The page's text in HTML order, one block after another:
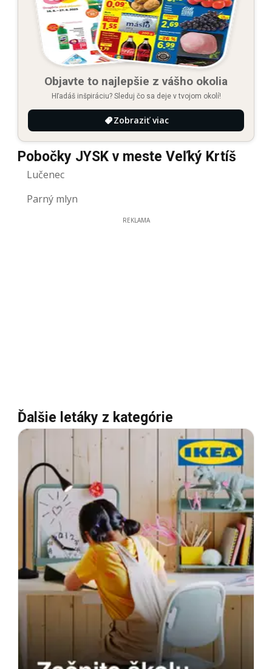
Objavte to najlepšie z vášho okolia
Hľadáš inšpiráciu? Sleduj čo sa deje v tvojom okolí!
Zobraziť viac
Pobočky JYSK v meste Veľký Krtíš
Lučenec
Parný mlyn
REKLAMA
Ďalšie letáky z kategórie